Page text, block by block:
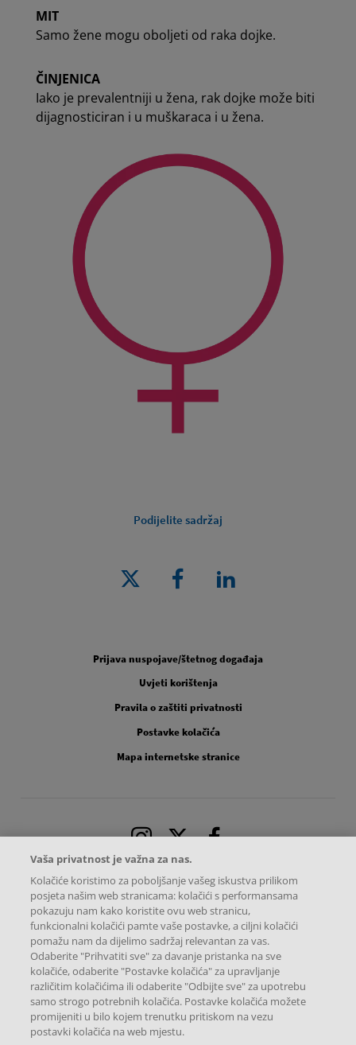
MIT
Samo žene mogu oboljeti od raka dojke.
ČINJENICA
Iako je prevalentniji u žena, rak dojke može biti
dijagnosticiran i u muškaraca i u žena.
Podijelite sadržaj
Prijava nuspojave/štetnog događaja
Uvjeti korištenja
Pravila o zaštiti privatnosti
Postavke kolačića
Mapa internetske stranice
Instagram
X Facebook
Novartis Hrvatska d.o.o. – Sva autorska prava pridržana.
Radnička cesta 37B, 10 000, Zagreb, Hrvatska
Ova internetska stranica namijenjena je isključivo korisnicima u Republici
Vaša privatnost je važna za nas.
Kolačiće koristimo za poboljšanje vašeg iskustva prilikom
posjeta našim web stranicama: kolačići s performansama
pokazuju nam kako koristite ovu web stranicu,
funkcionalni kolačići pamte vaše postavke, a ciljni kolačići
pomažu nam da dijelimo sadržaj relevantan za vas.
Odaberite "Prihvatiti sve" za davanje pristanka na sve
kolačiće, odaberite "Postavke kolačića" za upravljanje
različitim kolačićima ili odaberite "Odbijte sve" za upotrebu
samo strogo potrebnih kolačića. Postavke kolačića možete
promijeniti u bilo kojem trenutku pritiskom na vezu
postavki kolačića na web mjestu.